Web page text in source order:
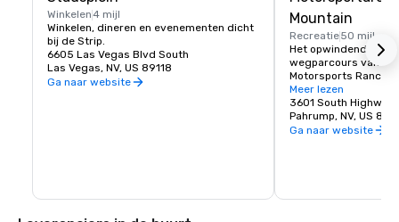
Winkelen4 mijl
Winkelen, dineren en evenementen dicht
bij de Strip.
6605 Las Vegas Blvd South
Las Vegas, NV, US 89118
Ga naar website
Mountain
Recreatie50 mijl
Het opwindende 3,5
wegparcours van
Motorsports Ranch,
verschillende
geïnspireerd op
en bevat spannende
Long Beach Grand
schuine bochten,
Meer lezen
3601 South Highway
Pahrump, NV, US
Ga naar website